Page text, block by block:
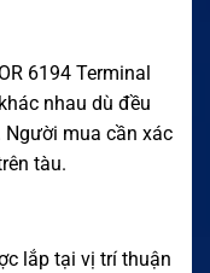
6194 Terminal
nhau dù đều
Người mua cần xác
tàu.
lắp tại vị trí thuận